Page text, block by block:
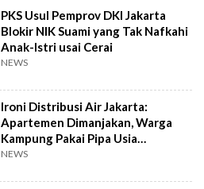
PKS Usul Pemprov DKI Jakarta
Blokir NIK Suami yang Tak Nafkahi
Anak-Istri usai Cerai
NEWS
Ironi Distribusi Air Jakarta:
Apartemen Dimanjakan, Warga
Kampung Pakai Pipa Usia
Setengah Abad!
NEWS